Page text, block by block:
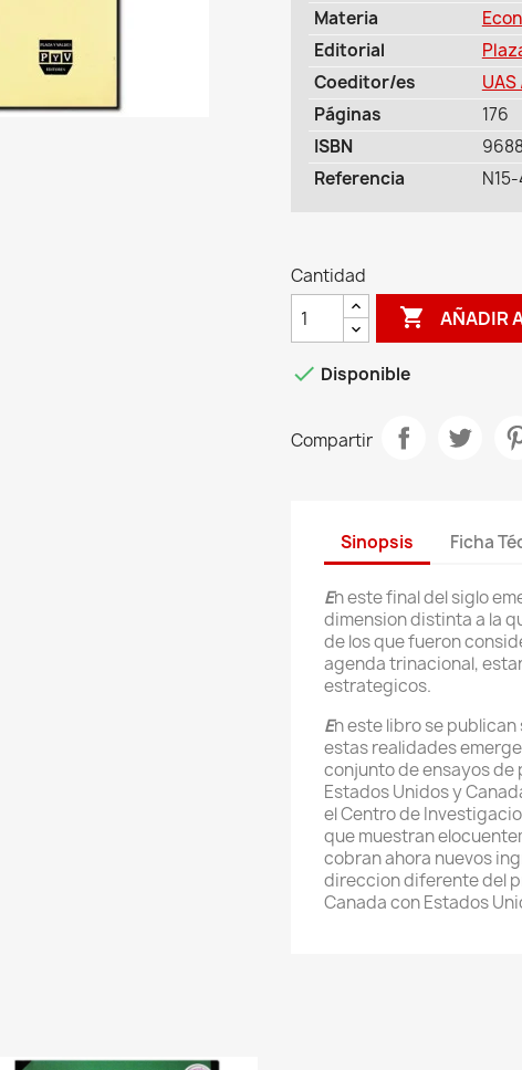
Materia
Editorial
Coeditor/es
Páginas
176
ISBN
Referencia
N15-
Cantidad
 AÑADIR
 Disponible
Compartir
Sinopsis Ficha
En este final del siglo
dimension distinta a la
de los que fueron
agenda trinacional,
estrategicos.
En este libro se
estas realidades
conjunto de ensayos de
Estados Unidos y
el Centro de
que muestran
cobran ahora nuevos
direccion diferente del
Canada con Estados